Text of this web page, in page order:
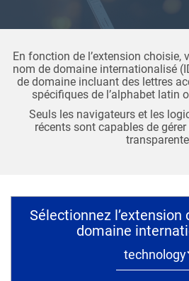
En fonction de l’extension choisie,
nom de domaine internationalisé
de domaine incluant des lettres
spécifiques de l’alphabet latin
Seuls les navigateurs et les
récents sont capables de
Sélectionnez l’extension
domaine